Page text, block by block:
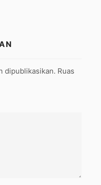
dipublikasikan. Ruas